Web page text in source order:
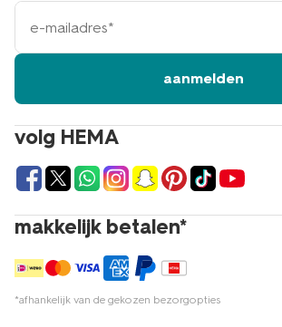
volg HEMA
makkelijk betalen*
*afhankelijk van de gekozen bezorgopties
e-
mailadres
aanmelden